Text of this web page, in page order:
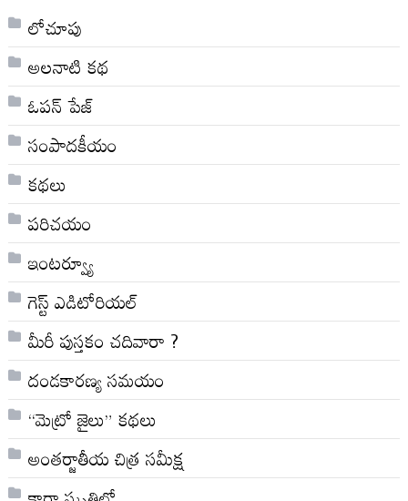
లోచూపు
అల‌నాటి క‌థ‌
ఓపన్ పేజ్
సంపాదకీయం
కథలు
పరిచయం
ఇంటర్వ్యూ
గెస్ట్ ఎడిటోరియల్
మీరీ పుస్తకం చదివారా ?
దండకారణ్య సమయం
“మెట్రో జైలు” కథలు
అంతర్జాతీయ చిత్ర సమీక్ష